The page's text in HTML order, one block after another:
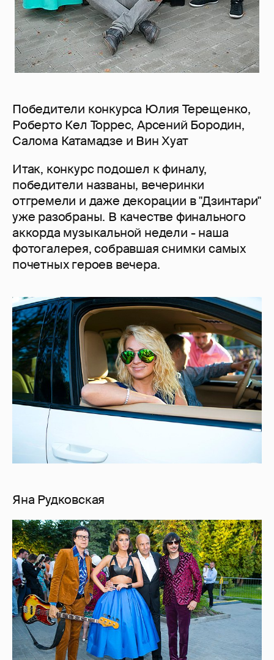
Победители конкурса Юлия Терещенко,
Роберто Кел Торрес, Арсений Бородин,
Салома Катамадзе и Вин Хуат
Итак, конкурс подошел к финалу,
победители названы, вечеринки
отгремели и даже декорации в "Дзинтари"
уже разобраны. В качестве финального
аккорда музыкальной недели - наша
фотогалерея, собравшая снимки самых
почетных героев вечера.
Яна Рудковская